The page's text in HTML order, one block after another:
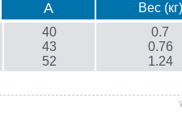
A
Вес (кг)
40
43
52
0.7
0.76
1.24